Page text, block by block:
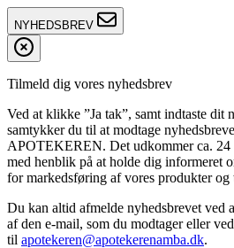
NYHEDSBREV
Tilmeld dig vores nyhedsbrev
Ved at klikke ”Ja tak”, samt indtaste dit
samtykker du til at modtage
APOTEKEREN. Det udkommer ca. 24
med henblik på at holde dig informeret
for markedsføring af vores produkter og
Du kan altid afmelde nyhedsbrevet ved
af den e-mail, som du modtager eller
til apotekeren@apotekerenamba.dk.